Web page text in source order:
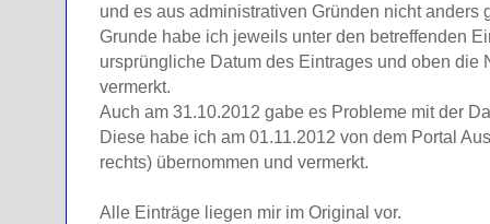
und es aus administrativen Gründen nicht anders
Grunde habe ich jeweils unter den betreffenden
ursprüngliche Datum des Eintrages und oben die
vermerkt.
Auch am 31.10.2012 gabe es Probleme mit der
Diese habe ich am 01.11.2012 von dem Portal
rechts) übernommen und vermerkt.
Alle Einträge liegen mir im Original vor.